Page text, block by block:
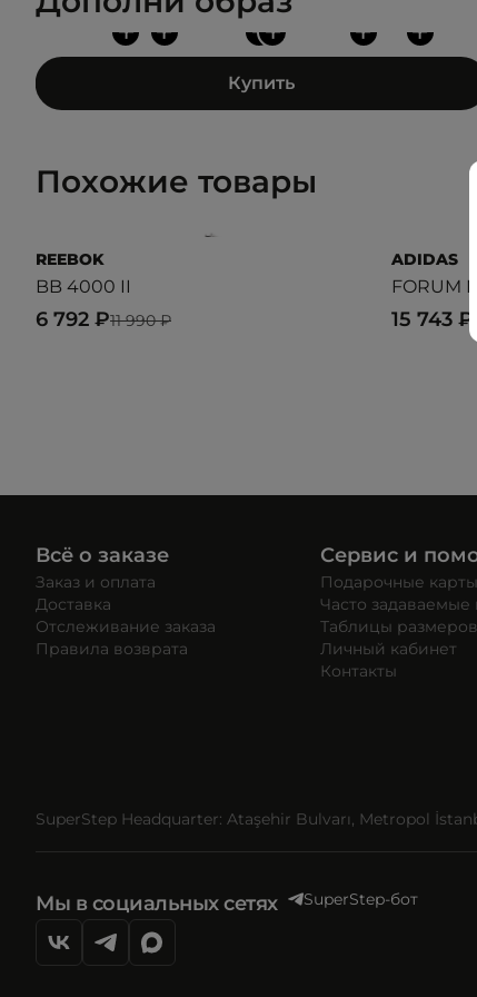
+
+
+ + +
+
Купить
Похожие товары
REEBOK
BB 4000 II
11 990 ₽
6 792 ₽
ADIDAS
FORUM
15 743 ₽
Всё о заказе
Заказ и оплата
Доставка
Отслеживание заказа
Правила возврата
Сервис и
Подарочные карты
Часто
Таблицы размеров
Личный кабинет
Контакты
SuperStep Headquarter: Ataşehir Bulvarı, Metropol
Мы в социальных сетях SuperStep-бот